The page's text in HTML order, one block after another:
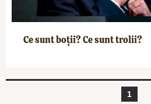
Ce sunt boții? Ce sunt trolii?
1